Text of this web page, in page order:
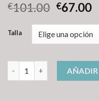
€101.00 €67.00
Talla
uniqlo plumiferos mujer